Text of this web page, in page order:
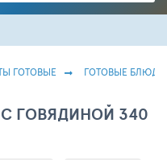
ГОТОВЫЕ ГОТОВЫЕ БЛЮДА
ГОВЯДИНОЙ 340